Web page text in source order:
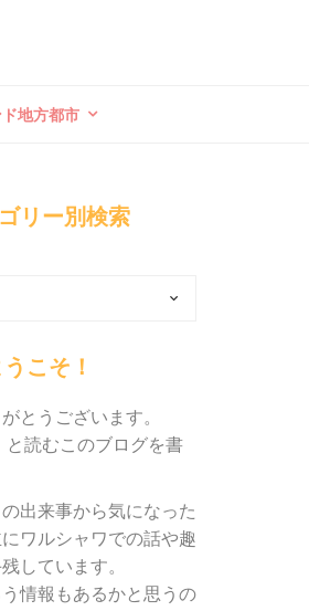
地方都市
リー別検索
こそ！
とうございます。
と読むこのブログを書
出来事から気になった
ワルシャワでの話や趣
しています。
情報もあるかと思うの